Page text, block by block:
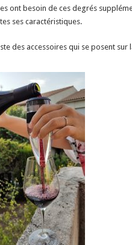
ont besoin de ces degrés
ses caractéristiques.
des accessoires qui se posent